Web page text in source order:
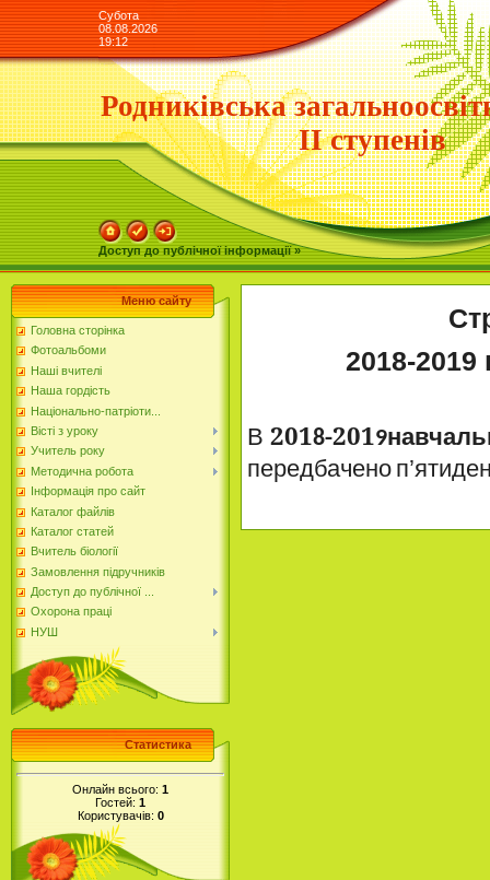
Субота
08.08.2026
19:12
Родниківська
ІІ ступенів
Доступ до публічної інформації »
Меню сайту
Головна сторінка
Фотоальбоми
Наші вчителі
Наша гордість
Національно-патріоти...
Вісті з уроку
Учитель року
Методична робота
Інформація про сайт
Каталог файлів
Каталог статей
Вчитель біології
Замовлення підручників
Доступ до публічної ...
Охорона праці
НУШ
Статистика
Онлайн всього: 1
Гостей: 1
Користувачів: 0
2018-2019
В 2018-2019
передбачено